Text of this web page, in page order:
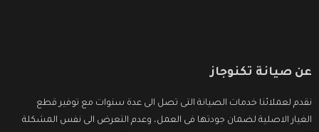
عن صيانة تكنوجاز
نقدم لعملائنا خدمات الصيانة التى تصل الى عدة سنوات مع توفير قطع
الغيار الاصلية لضمان جودتها فى العمل، وعدم التعرض الى نفس المشكلة